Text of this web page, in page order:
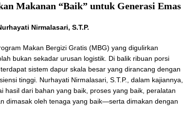
Makanan “Baik” untuk Generasi Emas
Nirmalasari, S.T.P.
Makan Bergizi Gratis (MBG) yang digulirkan
bukan sekadar urusan logistik. Di balik ribuan porsi
sistem dapur skala besar yang dirancang dengan
tinggi. Nurhayati Nirmalasari, S.T.P., dalam kajiannya,
hasil dari bahan yang baik, proses yang baik, peralatan
dimasak oleh tenaga yang baik—serta dimakan dengan